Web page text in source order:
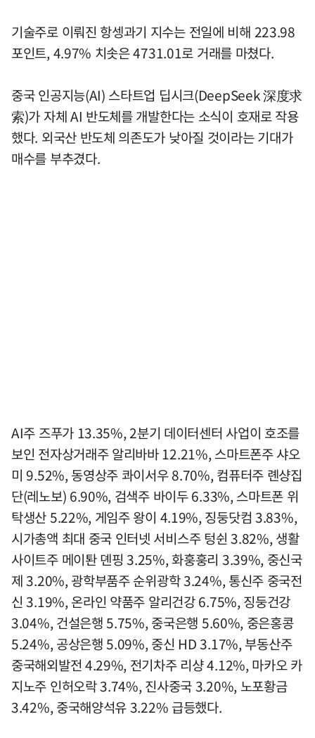
기술주로 이뤄진 항셍과기 지수는 전일에 비해 223.98
포인트, 4.97% 치솟은 4731.01로 거래를 마쳤다.
중국 인공지능(AI) 스타트업 딥시크(DeepSeek 深度求
索)가 자체 AI 반도체를 개발한다는 소식이 호재로 작용
했다. 외국산 반도체 의존도가 낮아질 것이라는 기대가
매수를 부추겼다.
AI주 즈푸가 13.35%, 2분기 데이터센터 사업이 호조를
보인 전자상거래주 알리바바 12.21%, 스마트폰주 샤오
미 9.52%, 동영상주 콰이서우 8.70%, 컴퓨터주 롄샹집
단(레노보) 6.90%, 검색주 바이두 6.33%, 스마트폰 위
탁생산 5.22%, 게임주 왕이 4.19%, 징둥닷컴 3.83%,
시가총액 최대 중국 인터넷 서비스주 텅쉰 3.82%, 생활
사이트주 메이퇀 뎬핑 3.25%, 화훙훙리 3.39%, 중신국
제 3.20%, 광학부품주 순위광학 3.24%, 통신주 중국전
신 3.19%, 온라인 약품주 알리건강 6.75%, 징둥건강
3.04%, 건설은행 5.75%, 중국은행 5.60%, 중은홍콩
5.24%, 공상은행 5.09%, 중신 HD 3.17%, 부동산주
중국해외발전 4.29%, 전기차주 리샹 4.12%, 마카오 카
지노주 인허오락 3.74%, 진사중국 3.20%, 노포황금
3.42%, 중국해양석유 3.22% 급등했다.